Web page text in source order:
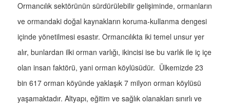
Ormancılık sektörünün sürdürülebilir gelişiminde, ormanların
ve ormandaki doğal kaynakların koruma-kullanma dengesi
içinde yönetilmesi esastır. Ormancılıkta iki temel unsur yer
alır, bunlardan ilki orman varlığı, ikincisi ise bu varlık ile iç içe
olan insan faktörü, yani orman köylüsüdür. Ülkemizde 23
bin 617 orman köyünde yaklaşık 7 milyon orman köylüsü
yaşamaktadır. Altyapı, eğitim ve sağlık olanakları sınırlı ve